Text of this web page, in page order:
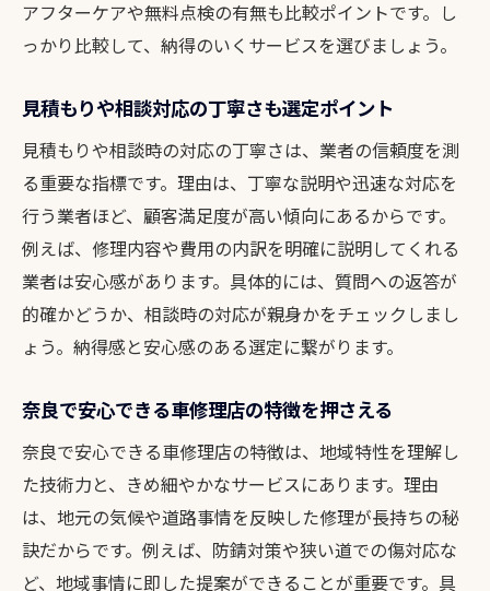
アフターケアや無料点検の有無も比較ポイントです。し
っかり比較して、納得のいくサービスを選びましょう。
見積もりや相談対応の丁寧さも選定ポイント
見積もりや相談時の対応の丁寧さは、業者の信頼度を測
る重要な指標です。理由は、丁寧な説明や迅速な対応を
行う業者ほど、顧客満足度が高い傾向にあるからです。
例えば、修理内容や費用の内訳を明確に説明してくれる
業者は安心感があります。具体的には、質問への返答が
的確かどうか、相談時の対応が親身かをチェックしまし
ょう。納得感と安心感のある選定に繋がります。
奈良で安心できる車修理店の特徴を押さえる
奈良で安心できる車修理店の特徴は、地域特性を理解し
た技術力と、きめ細やかなサービスにあります。理由
は、地元の気候や道路事情を反映した修理が長持ちの秘
訣だからです。例えば、防錆対策や狭い道での傷対応な
ど、地域事情に即した提案ができることが重要です。具